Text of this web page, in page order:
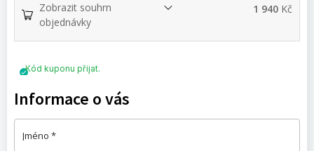
Zobrazit souhrn
objednávky
1 940 Kč
Kód kuponu přijat.
Informace o vás
Jméno *